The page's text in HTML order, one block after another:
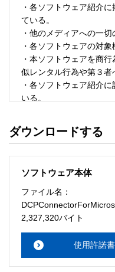
・各ソフトウェア紹介
ている。
・他のメディアへの一
・各ソフトウェアの対
・本ソフトウェアを商
似レンタル行為や第３者
・各ソフトウェア紹介
いる。
・ソフトウェアを改変
ソフトウェアのサポート
・本サーバでは、ユーザ
フトウェアについてのお
いたします。ファイル
ダウンロードする
ソフトウェア本体
ファイル名：
2,327,320バイト
使用許諾